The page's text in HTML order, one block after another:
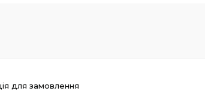
для замовлення